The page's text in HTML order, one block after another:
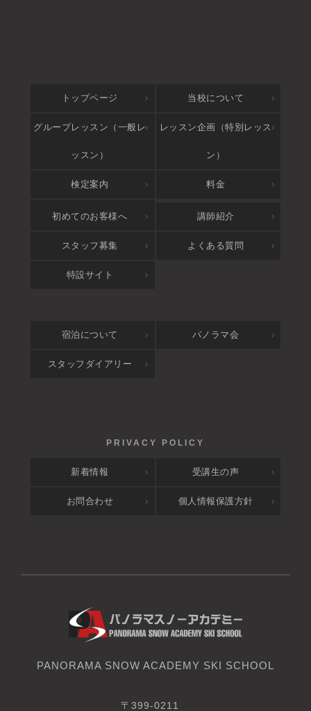
トップページ 当校について
グループレッスン（一般レ
ッスン）
レッスン企画（特別レッス
ン）
検定案内 料金
アクセス
初めてのお客様へ 講師紹介
スタッフ募集 よくある質問
特設サイト
宿泊について パノラマ会
スタッフダイアリー
新着情報 受講生の声
お問合わせ 個人情報保護方針
PANORAMA SNOW ACADEMY SKI SCHOOL
〒399-0211